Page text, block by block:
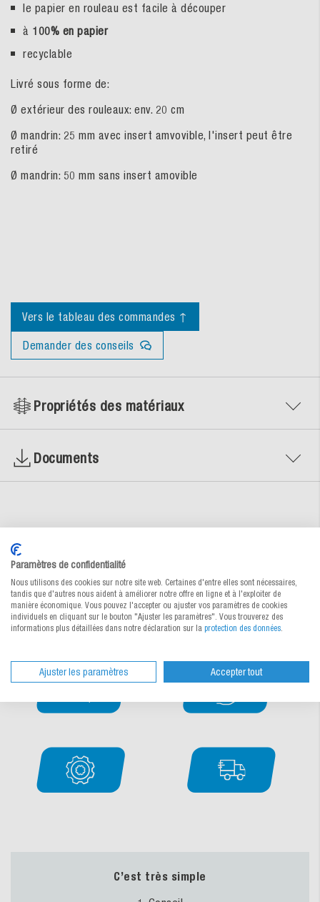
le papier en rouleau est facile à découper
à 100% en papier
recyclable
Livré sous forme de:
Ø extérieur des rouleaux: env. 20 cm
Ø mandrin: 25 mm avec insert amvovible, l'insert peut être
retiré
Ø mandrin: 50 mm sans insert amovible
Vers le tableau des commandes ↑
Demander des conseils
Propriétés des matériaux
Documents
Nous discutons ensemble de vos idées et nous occupons de la
personnalisation.
Demander simplement et sans obligation.
C’est très simple
Paramètres de confidentialité
Nous utilisons des cookies sur notre site web. Certaines d'entre elles sont nécessaires,
tandis que d'autres nous aident à améliorer notre offre en ligne et à l'exploiter de
manière économique. Vous pouvez l'accepter ou ajuster vos paramètres de cookies
individuels en cliquant sur le bouton "Ajuster les paramètres". Vous trouverez des
informations plus détaillées dans notre déclaration sur la protection des données
Ajuster les paramètres Accepter tout